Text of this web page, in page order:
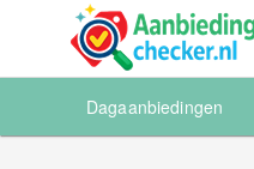
Dagaanbiedingen